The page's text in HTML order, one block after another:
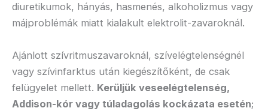
diuretikumok, hányás, hasmenés, alkoholizmus vagy
májproblémák miatt kialakult elektrolit-zavaroknál.
Ajánlott szívritmuszavaroknál, szívelégtelenségnél
vagy szívinfarktus után kiegészítőként, de csak
felügyelet mellett. Kerüljük veseelégtelenség,
Addison-kór vagy túladagolás kockázata esetén;